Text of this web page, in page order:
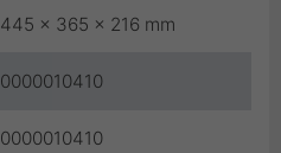
445 x 365 x 216 mm
0000010410
0000010410